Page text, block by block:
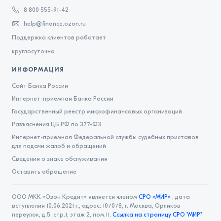
финансовом рынке (редакция до 24.04.2023)
8 800 555-91-42
help@finance.ozon.ru
Поддержка клиентов работает
круглосуточно
ИНФОРМАЦИЯ
Сайт Банка России
Интернет-приёмная Банка России
Государственный реестр микрофинансовых организаций
Разъяснения ЦБ РФ по 377-ФЗ
Интернет-приемная Федеральной службы судебных приставов
для подачи жалоб и обращений
Сведения о знаке обслуживания
Оставить обращение
ООО МКК «Озон Кредит» является членом СРО «МИР» , дата
вступления 10.06.2021 г., адрес: 107078, г. Москва, Орликов
переулок, д.5, стр.1, этаж 2, пом.11. Ссылка на страницу СРО "МИР"